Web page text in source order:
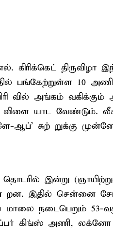
கிரிக்கெட்
பங்கேற்றுள்ள 10
வில் அங்கம்
யாட வேண்டும். லீக்
ஆப்' சுற் றுக்கு
இன்று
றன. இதில் சென்னை
மாலை நடைபெறும் 53-
கிங்ஸ் அணி, லக்னோ